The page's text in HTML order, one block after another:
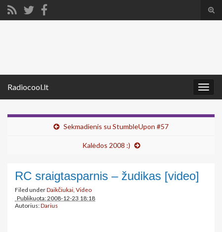
Radiocool.lt
Sekmadienis su StumbleUpon #57
Kalėdos 2008 :)
RC sraigtasparnis – žudikas [video]
Filed underDaikčiukai, Video
Publikuota: 2008-12-23 18:18
Autorius:Darius